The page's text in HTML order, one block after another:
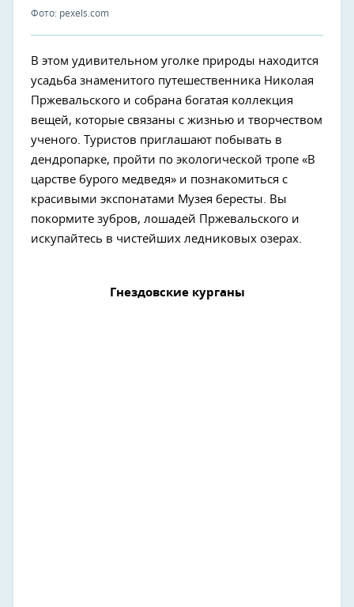
Фото: pexels.com
В этом удивительном уголке природы находится
усадьба знаменитого путешественника Николая
Пржевальского и собрана богатая коллекция
вещей, которые связаны с жизнью и творчеством
ученого. Туристов приглашают побывать в
дендропарке, пройти по экологической тропе «В
царстве бурого медведя» и познакомиться с
красивыми экспонатами Музея бересты. Вы
покормите зубров, лошадей Пржевальского и
искупайтесь в чистейших ледниковых озерах.
Гнездовские курганы